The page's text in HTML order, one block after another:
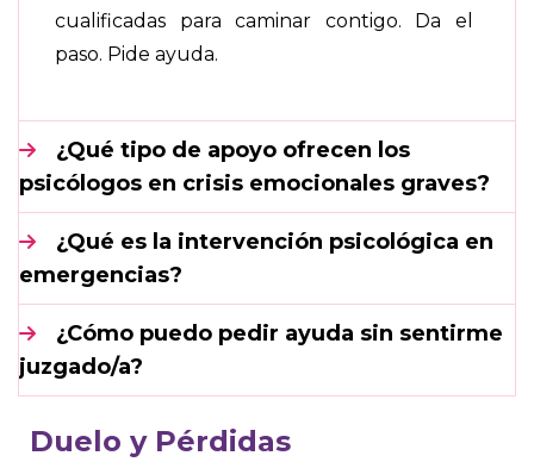
cualificadas para caminar contigo. Da el
paso. Pide ayuda.
¿Qué tipo de apoyo ofrecen los
psicólogos en crisis emocionales graves?
¿Qué es la intervención psicológica en
emergencias?
¿Cómo puedo pedir ayuda sin sentirme
juzgado/a?
Duelo y Pérdidas